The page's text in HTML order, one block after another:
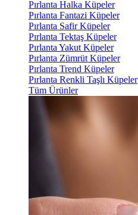
Pırlanta Halka Küpeler
Pırlanta Fantazi Küpeler
Pırlanta Safir Küpeler
Pırlanta Tektaş Küpeler
Pırlanta Yakut Küpeler
Pırlanta Zümrüt Küpeler
Pırlanta Trend Küpeler
Pırlanta Renkli Taşlı Küpeler
Tüm Ürünler